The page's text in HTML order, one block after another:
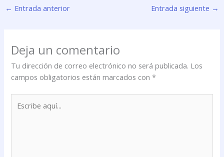
← Entrada anterior Entrada siguiente →
Deja un comentario
Tu dirección de correo electrónico no será publicada. Los
campos obligatorios están marcados con*
aquí...